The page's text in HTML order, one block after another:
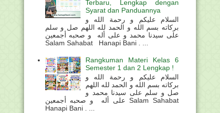
Terbaru, Lengkap dengan
Syarat dan Panduannya
السلام عليكم و رحمة الله و
بركاته بسم الله و الحمد لله اللهم صل و سلم
على سيدنا محمد و على أله و صحبه أجمعين
Salam Sahabat Hanapi Bani . ...
Rangkuman Materi Kelas 6
Semester 1 dan 2 Lengkap !
السلام عليكم و رحمة الله و
بركاته بسم الله و الحمد لله اللهم
صل و سلم على سيدنا محمد و
على أله و صحبه أجمعين Salam Sahabat
Hanapi Bani . ...